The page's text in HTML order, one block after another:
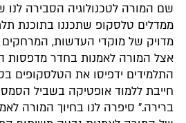
שם המורה לטכנולוגיה הסבירה לנו
ממדלים טלסקופ שתכננו בתוכנת
מדויק של מוקדי העדשות, המרחקים
אצל המורה לאמנות בחדר מדפסות
התלמידים ידפיסו את הטלסקופים
חייבת ללמוד אופטיקה בשביל
ברירה." סיפרה לנו בחיוך המורה